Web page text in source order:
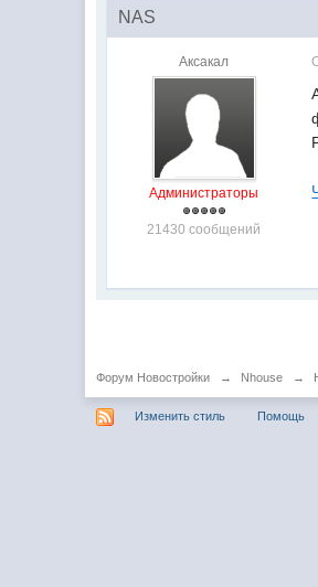
NAS
Аксакал
Администраторы
21430 сообщений
Форум Новостройки → Nhouse →
Изменить стиль Помощь